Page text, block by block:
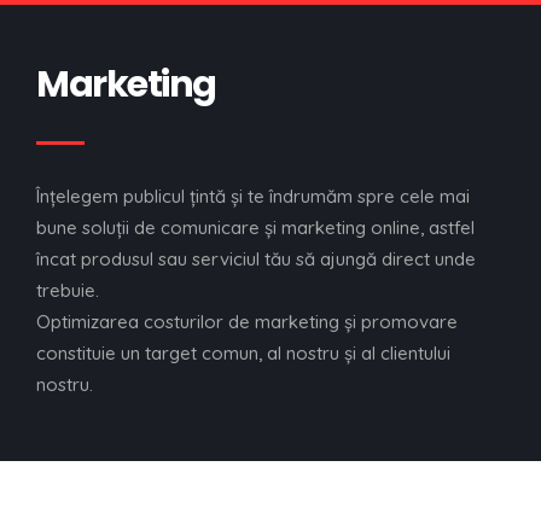
Marketing
Înţelegem publicul ţintă şi te îndrumăm spre cele mai
bune soluţii de comunicare şi marketing online, astfel
încat produsul sau serviciul tău să ajungă direct unde
trebuie.
Optimizarea costurilor de marketing și promovare
constituie un target comun, al nostru și al clientului
nostru.